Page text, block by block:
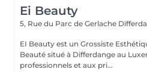
Ei Beauty
5, Rue du Parc de Gerlache
EI Beauty est un Grossiste
Beauté situé à Differdange au Luxembourg, Nous
professionnels et aux pri...